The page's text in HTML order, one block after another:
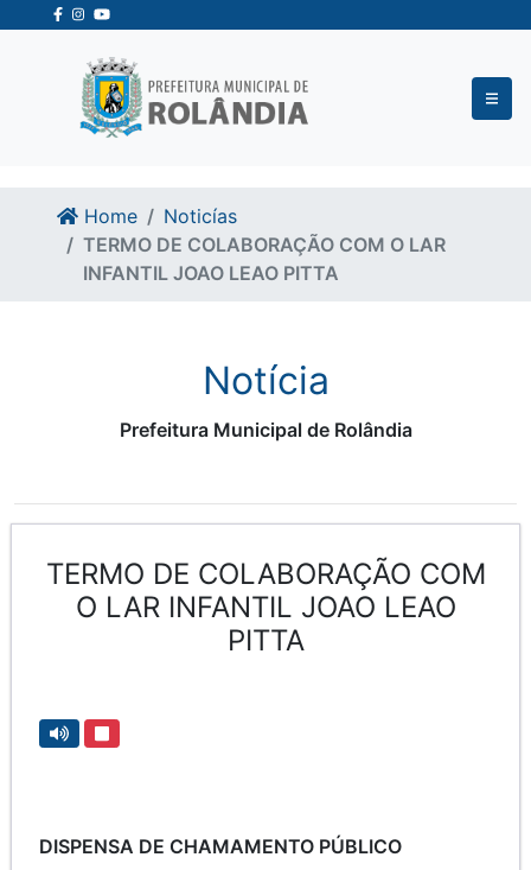
Ir para o conteudo
Ir para o fim do conteudo
Home
Noticías
TERMO DE COLABORAÇÃO COM O LAR
INFANTIL JOAO LEAO PITTA
Notícia
Prefeitura Municipal de Rolândia
TERMO DE COLABORAÇÃO COM
O LAR INFANTIL JOAO LEAO
PITTA
DISPENSA DE CHAMAMENTO PÚBLICO